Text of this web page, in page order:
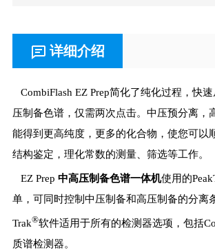
详细介绍
CombiFlash EZ Prep简化了纯化过程，快
压制备色谱，仅需两次点击。中压预分离，
能得到更高纯度，更多的化合物，使您可以
结构鉴定，理化常数的测量、筛选等工作。
EZ Prep 中高压制备色谱一体机使用的
单，可同时控制中压制备和高压制备的分离
Trak®软件适用于所有的检测器选项，包括
质谱检测器。